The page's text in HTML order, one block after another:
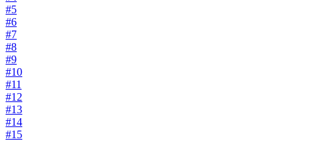
#5
#6
#7
#8
#9
#10
#11
#12
#13
#14
#15